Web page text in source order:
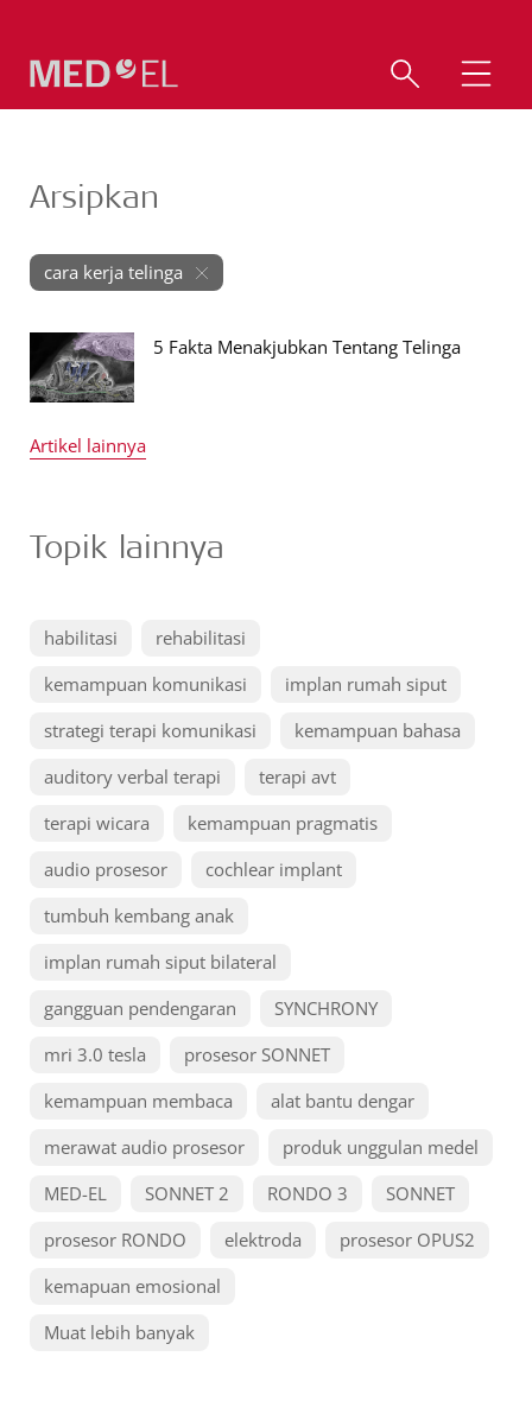
Arsipkan
cara kerja telinga
5 Fakta Menakjubkan Tentang Telinga
Artikel lainnya
Topik lainnya
habilitasi
rehabilitasi
kemampuan komunikasi
implan rumah siput
strategi terapi komunikasi
kemampuan bahasa
auditory verbal terapi
terapi avt
terapi wicara
kemampuan pragmatis
audio prosesor
cochlear implant
tumbuh kembang anak
implan rumah siput bilateral
gangguan pendengaran
SYNCHRONY
mri 3.0 tesla
prosesor SONNET
kemampuan membaca
alat bantu dengar
merawat audio prosesor
produk unggulan medel
MED-EL
SONNET 2 RONDO 3
SONNET
prosesor RONDO
elektroda
prosesor OPUS2
kemapuan emosional
Muat lebih banyak